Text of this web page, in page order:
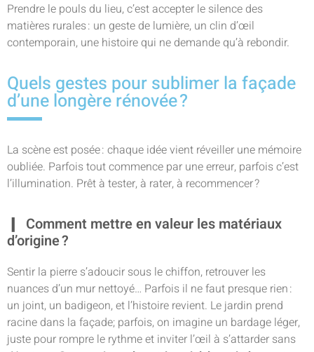
Prendre le pouls du lieu, c’est accepter le silence des
matières rurales : un geste de lumière, un clin d’œil
contemporain, une histoire qui ne demande qu’à rebondir.
Quels gestes pour sublimer la façade
d’une longère rénovée ?
La scène est posée : chaque idée vient réveiller une mémoire
oubliée. Parfois tout commence par une erreur, parfois c’est
l’illumination. Prêt à tester, à rater, à recommencer ?
Comment mettre en valeur les matériaux
d’origine ?
Sentir la pierre s’adoucir sous le chiffon, retrouver les
nuances d’un mur nettoyé… Parfois il ne faut presque rien :
un joint, un badigeon, et l’histoire revient. Le jardin prend
racine dans la façade; parfois, on imagine un bardage léger,
juste pour rompre le rythme et inviter l’œil à s’attarder sans